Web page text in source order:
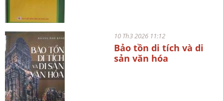
10 Th3 2026 11:12
Bảo tồn di tích và di
sản văn hóa